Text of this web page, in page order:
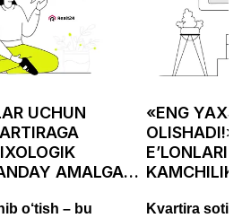
UCHUN
AMALGA
o‘tish – bu
«ENG
Kvartira